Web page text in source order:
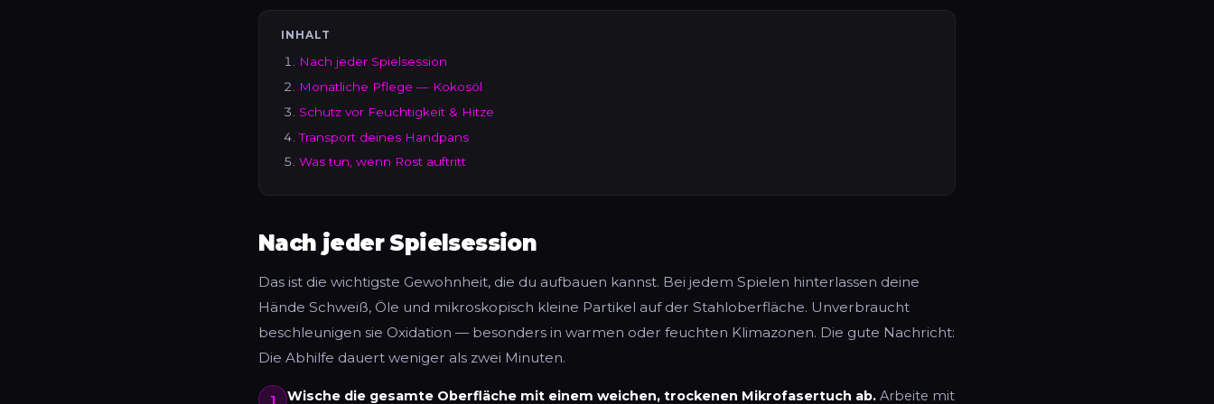
INHALT
Nach jeder Spielsession
Monatliche Pflege — Kokosöl
Schutz vor Feuchtigkeit & Hitze
Transport deines Handpans
Was tun, wenn Rost auftritt
Nach jeder Spielsession
Das ist die wichtigste Gewohnheit, die du aufbauen kannst. Bei jedem Spielen hinterlassen deine
Hände Schweiß, Öle und mikroskopisch kleine Partikel auf der Stahloberfläche. Unverbraucht
beschleunigen sie Oxidation — besonders in warmen oder feuchten Klimazonen. Die gute Nachricht:
Die Abhilfe dauert weniger als zwei Minuten.
1 Wische die gesamte Oberfläche mit einem weichen, trockenen Mikrofasertuch ab. Arbeite mit